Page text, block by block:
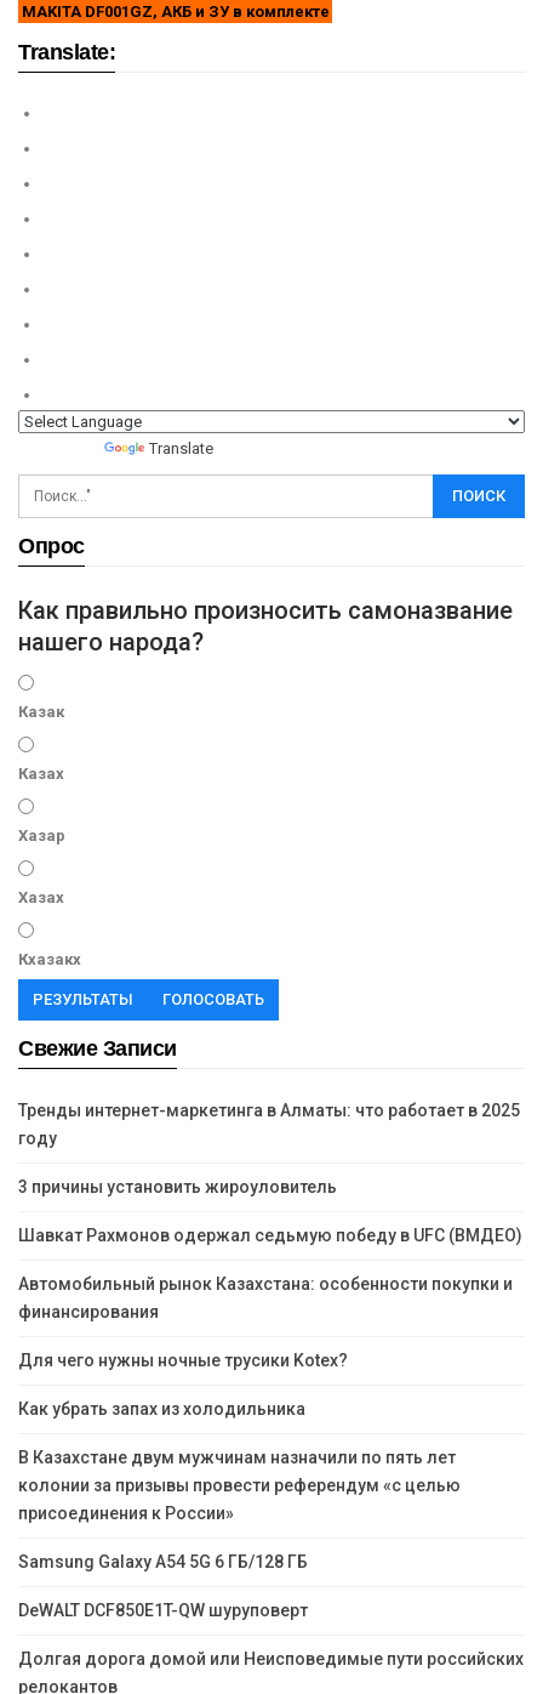
MAKITA DF001GZ, АКБ и ЗУ в комплекте
Translate:
Translate
Опрос
Как правильно произносить самоназвание
нашего народа?
Казак
Казах
Хазар
Хазах
Кхазакх
РЕЗУЛЬТАТЫ ГОЛОСОВАТЬ
Свежие Записи
Тренды интернет-маркетинга в Алматы: что работает в 2025
году
3 причины установить жироуловитель
Шавкат Рахмонов одержал седьмую победу в UFC (ВМДЕО)
Автомобильный рынок Казахстана: особенности покупки и
финансирования
Для чего нужны ночные трусики Kotex?
Как убрать запах из холодильника
В Казахстане двум мужчинам назначили по пять лет
колонии за призывы провести референдум «с целью
присоединения к России»
Samsung Galaxy A54 5G 6 ГБ/128 ГБ
DeWALT DCF850E1T-QW шуруповерт
Долгая дорога домой или Неисповедимые пути российских
релокантов